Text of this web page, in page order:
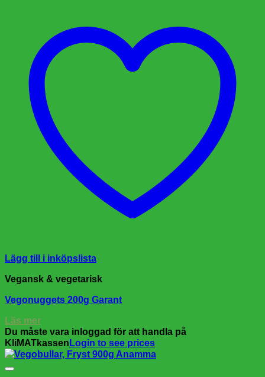
Lägg till i inköpslista
Vegansk & vegetarisk
Vegonuggets 200g Garant
Läs mer
Du måste vara inloggad för att handla på
KliMATkassen Login to see prices